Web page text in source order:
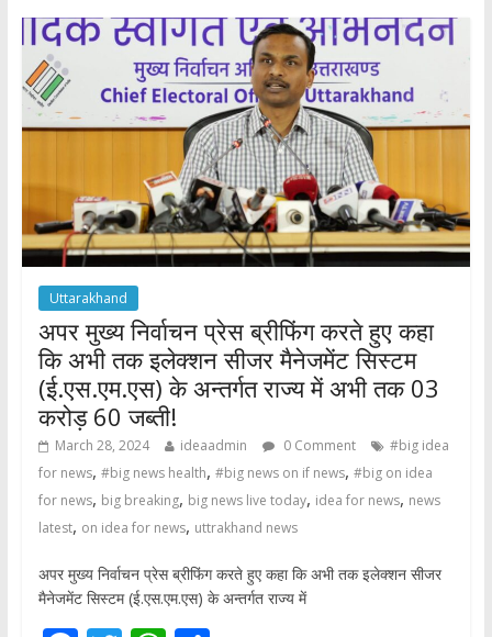
o
o
A
p
p
Uttarakhand
अपर मुख्य निर्वाचन प्रेस ब्रीफिंग करते हुए कहा
कि अभी तक इलेक्शन सीजर मैनेजमेंट सिस्टम
(ई.एस.एम.एस) के अन्तर्गत राज्य में अभी तक 03
करोड़ 60 जब्ती!
March 28, 2024 ideaadmin 0 Comment
#big idea
for news, #big news health, #big news on if news, #big on idea
for news, big breaking, big news live today, idea for news, news
latest, on idea for news, uttrakhand news
अपर मुख्य निर्वाचन प्रेस ब्रीफिंग करते हुए कहा कि अभी तक इलेक्शन सीजर
मैनेजमेंट सिस्टम (ई.एस.एम.एस) के अन्तर्गत राज्य में